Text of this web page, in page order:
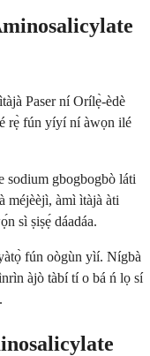
Paser ní Orílẹ̀-èdè
rẹ̀ fún yíyí ní àwọn ilé
sodium gbogbogbò láti
méjèèjì, àmì ìtàjà àti
sì ṣiṣẹ́ dáadáa.
fún oògùn yìí. Nígbà
àjò tàbí tí o bá ń lọ sí